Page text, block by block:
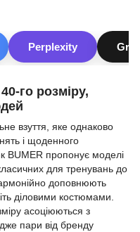
го розміру,
взуття, яке однаково
і щоденного
BUMER пропонує моделі
для тренувань до
доповнюють
діловими костюмами.
асоціюються з
пари від бренду
Perplexity